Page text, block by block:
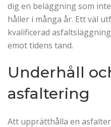
dig en beläggning som
håller i många år. Ett väl
kvalificerad
emot tidens tand.
Underhåll
asfaltering
Att upprätthålla en